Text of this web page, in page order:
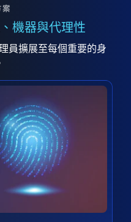
案
機器與代理性
員擴展至每個重要的身